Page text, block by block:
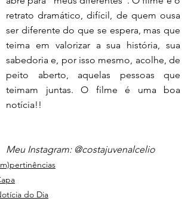
retrato dramático, difícil, de quem ousa
ser diferente do que se espera, mas que
teima em valorizar a sua história, sua
sabedoria e, por isso mesmo, acolhe, de
peito aberto, aquelas pessoas que
teimam juntas. O filme é uma boa
notícia!!
Meu Instagram: @costajuvenalcelio
do Dia